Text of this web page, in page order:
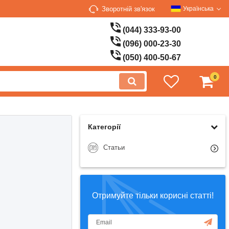
Зворотній зв'язок Українська
(044) 333-93-00
(096) 000-23-30
(050) 400-50-67
0
Категорії
Статьи
Отримуйте тільки корисні статті!